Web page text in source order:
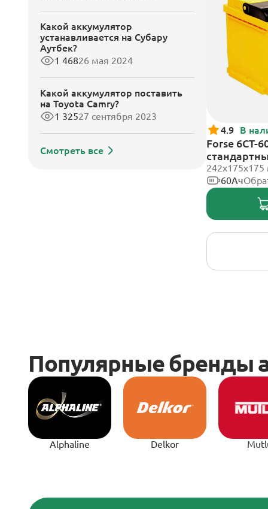
Какой аккумулятор
устанавливается на Субару
Аутбек?
1 46826 мая 2024
Какой аккумулятор поставить
на Toyota Camry?
1 32527 сентября 2023
Смотреть все
4.9 В
Forse 6CT-
60Ач
Alphaline Delkor